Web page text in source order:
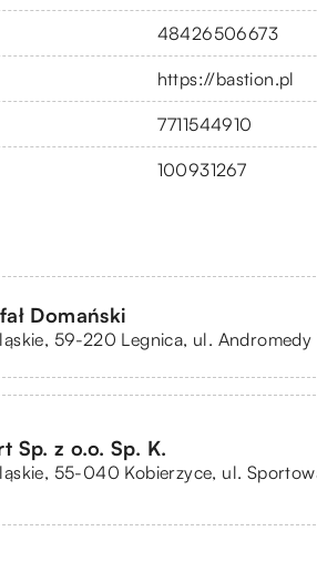
48426506673
https://bastion.pl
7711544910
100931267
Domański
59-220 Legnica, ul. Andromedy
Sp. z o.o. Sp. K.
55-040 Kobierzyce, ul.